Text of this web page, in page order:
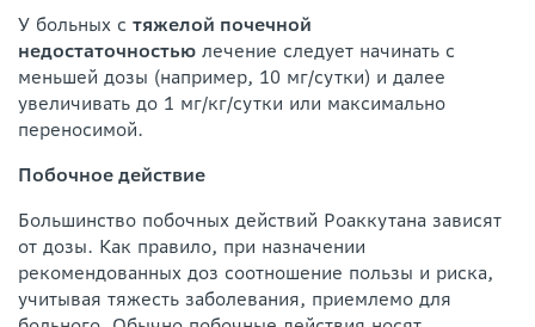
У больных с тяжелой почечной
недостаточностью лечение следует начинать с
меньшей дозы (например, 10 мг/сутки) и далее
увеличивать до 1 мг/кг/сутки или максимально
переносимой.
Побочное действие
Большинство побочных действий Роаккутана зависят
от дозы. Как правило, при назначении
рекомендованных доз соотношение пользы и риска,
учитывая тяжесть заболевания, приемлемо для